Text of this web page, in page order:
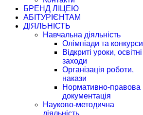
БРЕНД ЛІЦЕЮ
АБІТУРІЄНТАМ
ДІЯЛЬНІСТЬ
Навчальна діяльність
Олімпіади та конкурси
Відкриті уроки, освітні
заходи
Організація роботи,
накази
Нормативно-правова
документація
Науково-методична
діяльність